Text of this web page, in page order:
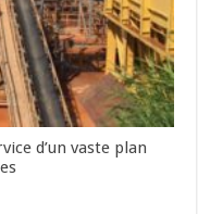
d’un vaste plan